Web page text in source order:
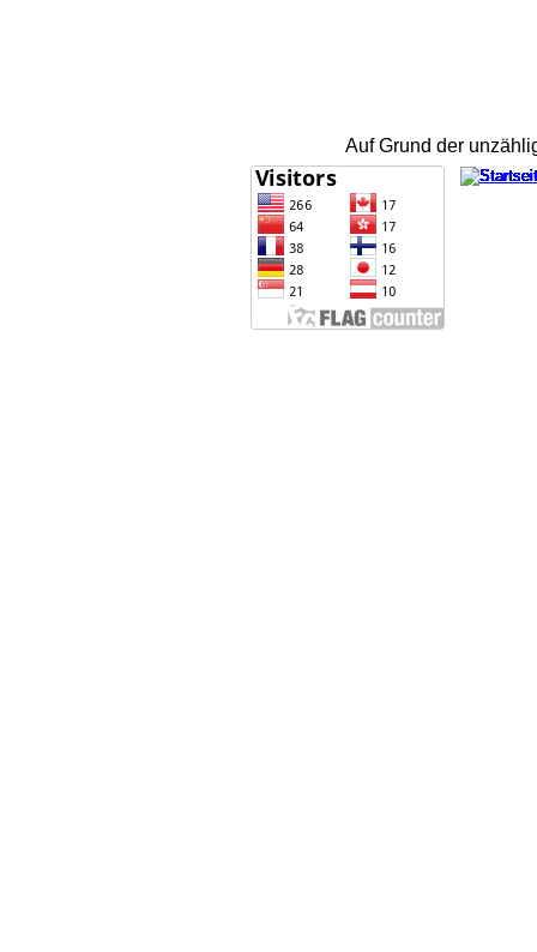
Auf Grund der